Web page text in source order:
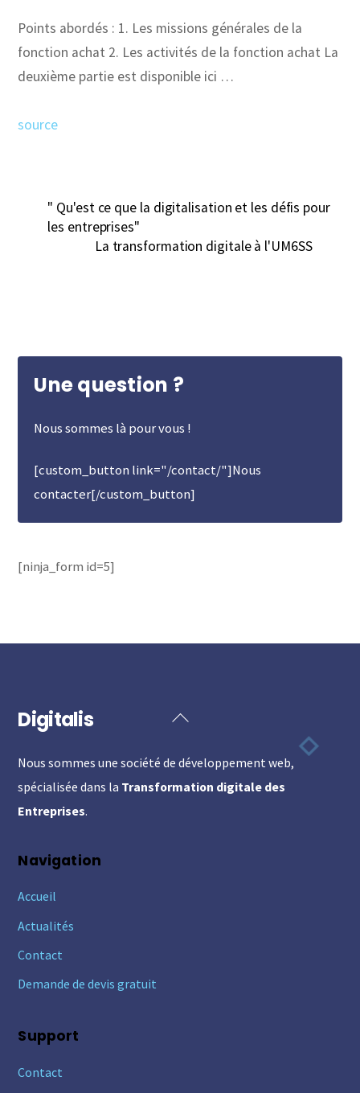
Points abordés : 1. Les missions générales de la
fonction achat 2. Les activités de la fonction achat La
deuxième partie est disponible ici …
source
" Qu'est ce que la digitalisation et les défis pour
les entreprises"
La transformation digitale à l'UM6SS
Une question ?
Nous sommes là pour vous !
[custom_button link="/contact/"]Nous
contacter[/custom_button]
[ninja_form id=5]
Back
Top
Digitalis
Nous sommes une société de développement web,
spécialisée dans la Transformation digitale des
Entreprises.
Navigation
Accueil
Actualités
Contact
Demande de devis gratuit
Support
Contact